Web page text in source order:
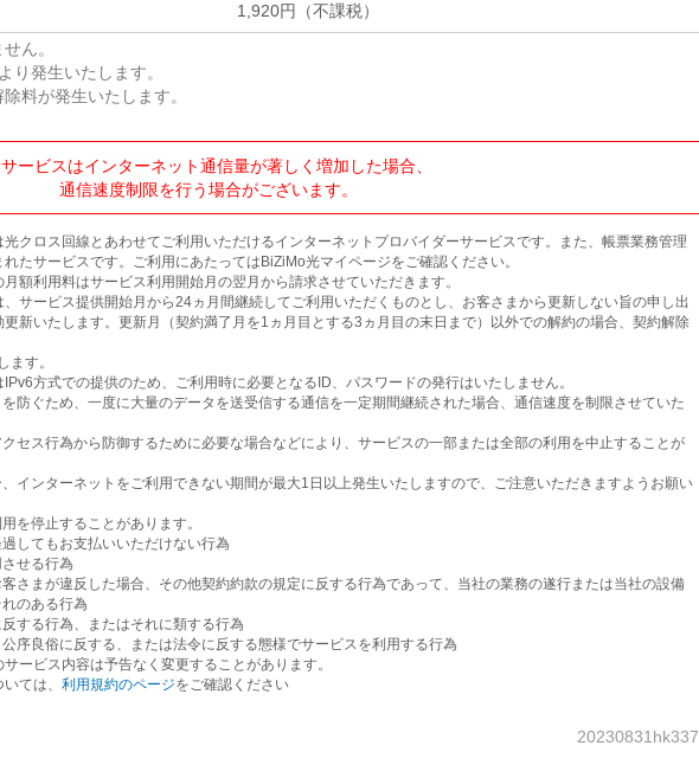
ん。
発生いたします。
料が発生いたします。
1,920円（不課税）
ービスはインターネット通信量が著しく増加した場合、
通信速度制限を行う場合がございます。
クロス回線とあわせてご利用いただけるインターネットプロバイダーサービスです。また、帳票業務管理
たサービスです。ご利用にあたってはBiZiMo光マイページをご確認ください。
額利用料はサービス利用開始月の翌月から請求させていただきます。
サービス提供開始月から24ヵ月間継続してご利用いただくものとし、お客さまから更新しない旨の申し出
新いたします。更新月（契約満了月を1ヵ月目とする3ヵ月目の末日まで）以外での解約の場合、契約解除
す。
方式での提供のため、ご利用時に必要となるID、パスワードの発行はいたしません。
防ぐため、一度に大量のデータを送受信する通信を一定期間継続された場合、通信速度を制限させていた
セス行為から防御するために必要な場合などにより、サービスの一部または全部の利用を中止することが
インターネットをご利用できない期間が最大1日以上発生いたしますので、ご注意いただきますようお願い
を停止することがあります。
してもお支払いいただけない行為
せる行為
さまが違反した場合、その他契約約款の規定に反する行為であって、当社の業務の遂行または当社の設備
のある行為
する行為、またはそれに類する行為
序良俗に反する、または法令に反する態様でサービスを利用する行為
ービス内容は予告なく変更することがあります。
ては、 利用規約のページをご確認ください
20230831hk337